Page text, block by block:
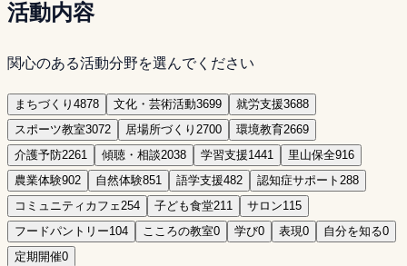
活動内容
関心のある活動分野を選んでください
まちづくり 4878 文化・芸術活動3699 就労支援3688
スポーツ教室3072 居場所づくり 2700 環境教育2669
介護予防2261 傾聴・相談2038 学習支援1441 里山保全916
農業体験902 自然体験851 語学支援482 認知症サポート 288
コミュニティカフェ254 子ども食堂211 サロン115
フードパントリー104 こころの教室0 学び0 表現0 自分を知る0
定期開催0